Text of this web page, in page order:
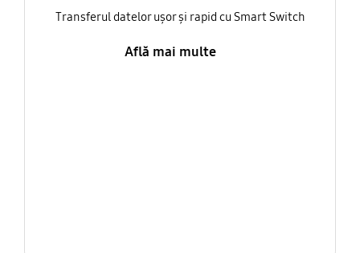
Transferul datelor ușor și rapid cu Smart Switch
Află mai multe